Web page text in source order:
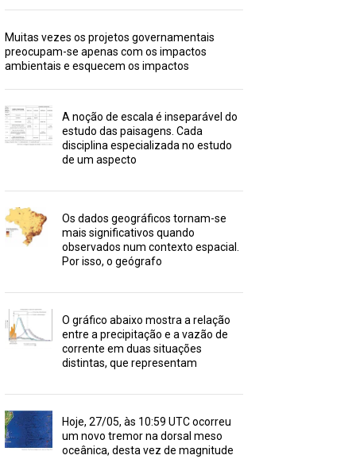
Muitas vezes os projetos governamentais
preocupam-se apenas com os impactos
ambientais e esquecem os impactos
A noção de escala é inseparável do
estudo das paisagens. Cada
disciplina especializada no estudo
de um aspecto
Os dados geográficos tornam-se
mais significativos quando
observados num contexto espacial.
Por isso, o geógrafo
O gráfico abaixo mostra a relação
entre a precipitação e a vazão de
corrente em duas situações
distintas, que representam
Hoje, 27/05, às 10:59 UTC ocorreu
um novo tremor na dorsal meso
oceânica, desta vez de magnitude